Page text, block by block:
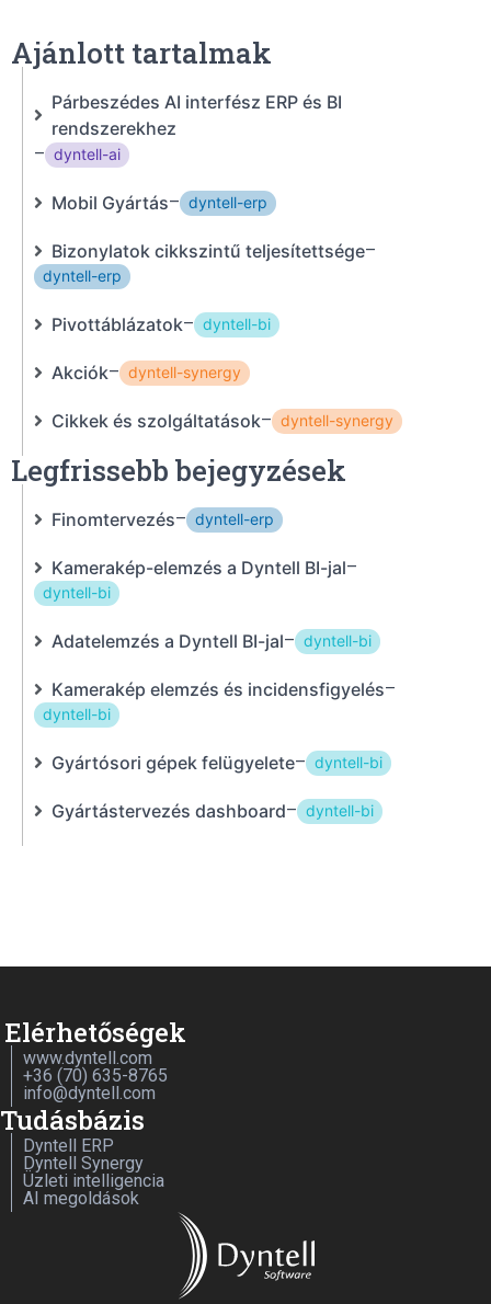
Ajánlott tartalmak
Párbeszédes AI interfész ERP és BI
rendszerekhez
– dyntell-ai
Mobil Gyártás– dyntell-erp
Bizonylatok cikkszintű teljesítettsége–
dyntell-erp
Pivottáblázatok– dyntell-bi
Akciók– dyntell-synergy
Cikkek és szolgáltatások– dyntell-synergy
Legfrissebb bejegyzések
Finomtervezés– dyntell-erp
Kamerakép-elemzés a Dyntell BI-jal–
dyntell-bi
Adatelemzés a Dyntell BI-jal– dyntell-bi
Kamerakép elemzés és incidensfigyelés–
dyntell-bi
Gyártósori gépek felügyelete– dyntell-bi
Gyártástervezés dashboard– dyntell-bi
Elérhetőségek
www.dyntell.com
+36 (70) 635-8765
info@dyntell.com
Tudásbázis
Dyntell ERP
Dyntell Synergy
Üzleti intelligencia
AI megoldások